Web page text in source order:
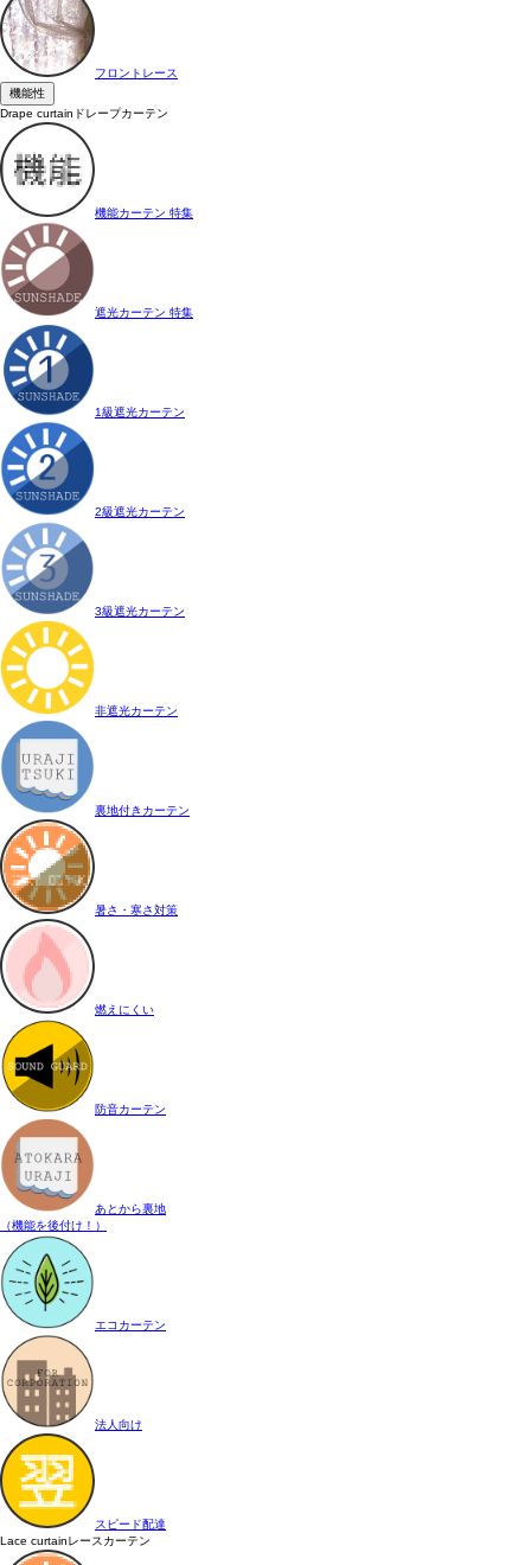
フロントレース
機能性
Drape curtain ドレープカーテン
機能カーテン 特集
遮光カーテン 特集
1級遮光カーテン
2級遮光カーテン
3級遮光カーテン
非遮光カーテン
裏地付きカーテン
暑さ・寒さ対策
燃えにくい
防音カーテン
あとから裏地
（機能を後付け！）
エコカーテン
法人向け
スピード配達
Lace curtainレースカーテン